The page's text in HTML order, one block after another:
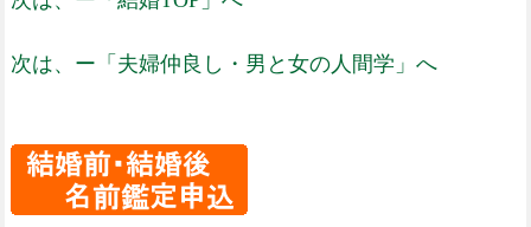
次は、ー「夫婦仲良し・男と女の人間学」へ